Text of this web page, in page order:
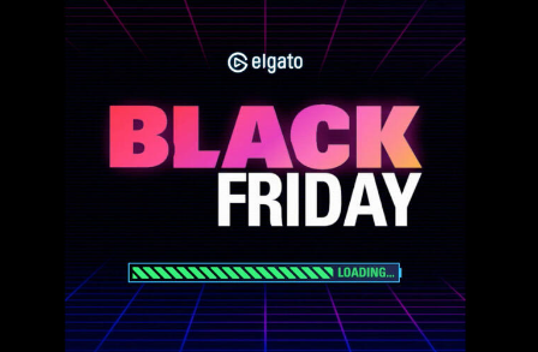
Friday für einen Großteil seines Creator-Sortiments.
Angebote sind in drei Phasen vom 20. November bis
1. Dezember erhältlich. Wie gehabt gilt auch hier, dass
Sonderangebote nur solange der Vorrat reicht gelten
sich während der Aktion ändern können.